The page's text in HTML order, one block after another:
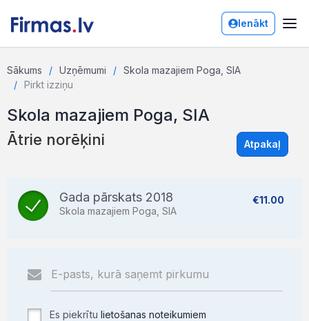
Ienākt
Sākums Uzņēmumi
Skola mazajiem Poga, SIA
Pirkt izziņu
Skola mazajiem Poga, SIA
Ātrie norēķini Atpakaļ
Gada pārskats 2018
Skola mazajiem Poga, SIA
€11.00
Es piekrītu lietošanas noteikumiem